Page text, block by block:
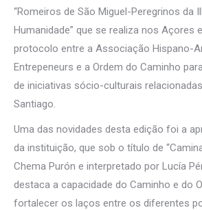
“Romeiros de São Miguel-Peregrinos da
Humanidade” que se realiza nos Açores
protocolo entre a Associação Hispano-
Entrepeneurs e a Ordem do Caminho
de iniciativas sócio-culturais
Santiago.
Uma das novidades desta edição foi a
da instituição, que sob o título de
Chema Purón e interpretado por Lucía
destaca a capacidade do Caminho e do
fortalecer os laços entre os diferentes